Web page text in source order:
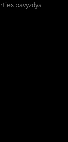
pavyzdys